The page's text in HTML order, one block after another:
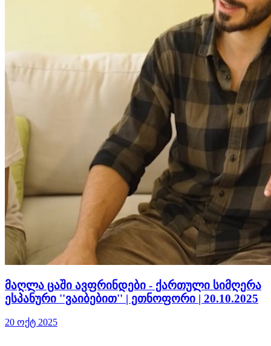
მაღლა ცაში ავფრინდები - ქართული სიმღერა
ესპანური ''ვაიბებით'' | ეთნოფორი | 20.10.2025
20 ოქტ 2025